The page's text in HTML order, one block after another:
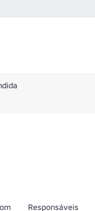
Responsáveis